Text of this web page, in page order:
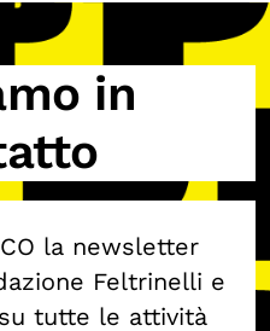
ottant’anni dopo
in
la newsletter
Feltrinelli e
tutte le attività